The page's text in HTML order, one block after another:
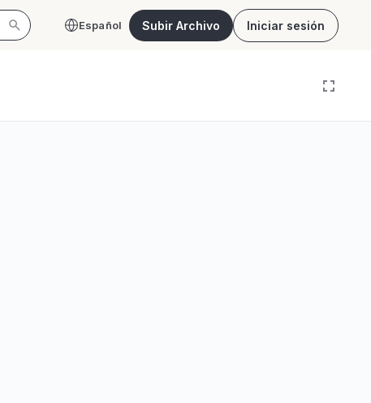
Español Subir Archivo Iniciar sesión